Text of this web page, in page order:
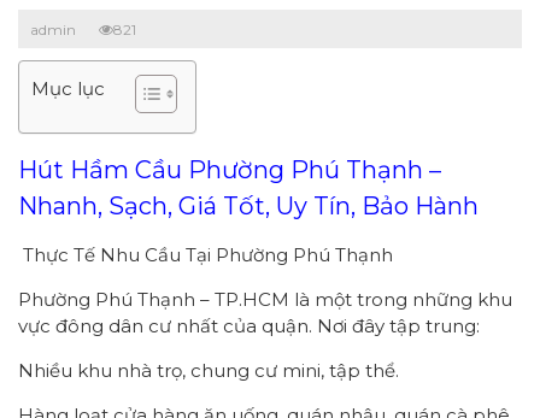
admin 821
Mục lục
Hút Hầm Cầu Phường Phú Thạnh –
Nhanh, Sạch, Giá Tốt, Uy Tín, Bảo Hành
Thực Tế Nhu Cầu Tại Phường Phú Thạnh
Phường Phú Thạnh – TP.HCM là một trong những khu
vực đông dân cư nhất của quận. Nơi đây tập trung:
Nhiều khu nhà trọ, chung cư mini, tập thể.